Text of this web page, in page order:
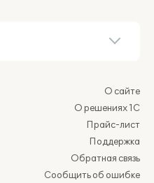
О сайте
О решениях 1С
Прайс-лист
Поддержка
Обратная связь
Сообщить об ошибке